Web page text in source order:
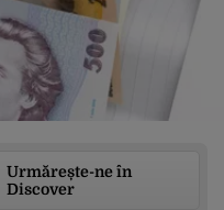
Urmărește-ne în
Discover